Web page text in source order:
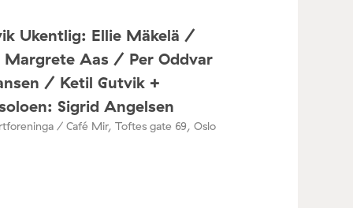
Ukentlig: Ellie Mäkelä /
Margrete Aas / Per Oddvar
/ Ketil Gutvik +
Sigrid Angelsen
/ Café Mir, Toftes gate 69, Oslo